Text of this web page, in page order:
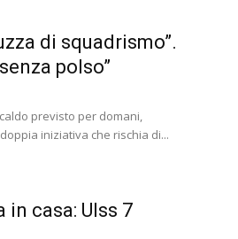
di squadrismo”.
polso”
previsto per domani,
iniziativa che rischia di...
casa: Ulss 7